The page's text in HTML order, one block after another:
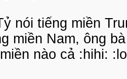
nói tiếng miền
miền Nam, ông
nào cả :hihi: